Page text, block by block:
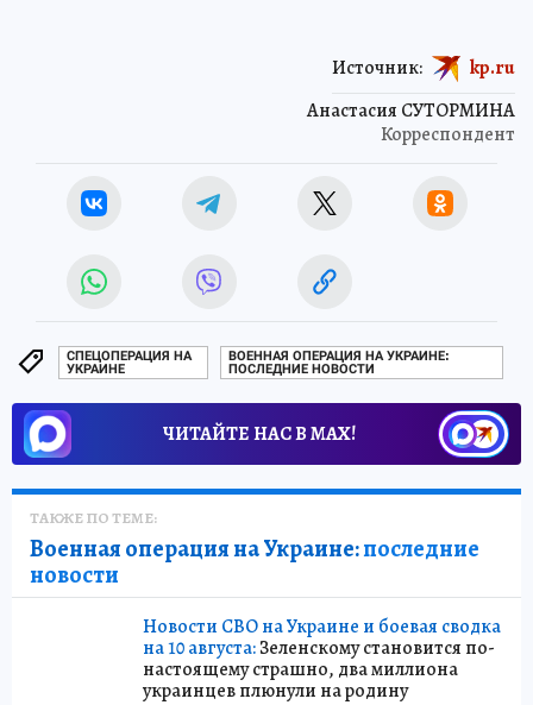
Анастасия СУТОРМИНА
Корреспондент
Источник: kp.ru
СПЕЦОПЕРАЦИЯ НА
УКРАИНЕ
ВОЕННАЯ ОПЕРАЦИЯ НА УКРАИНЕ:
ПОСЛЕДНИЕ НОВОСТИ
ЧИТАЙТЕ НАС В МАХ!
ТАКЖЕ ПО ТЕМЕ:
Военная операция на Украине:последние
новости
Новости СВО на Украине и боевая сводка
на 10 августа:Зеленскому становится по-
настоящему страшно, два миллиона
украинцев плюнули на родину